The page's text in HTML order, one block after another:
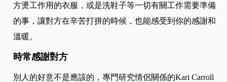
方燙工作用的衣服，或是洗鞋子等一切有關工作需要準備
的事，讓對方在辛苦打拼的時候，也能感受到你的感謝和
溫暖。
時常感謝對方
別人的好意不是應該的，專門研究情侶關係的Kari Carroll